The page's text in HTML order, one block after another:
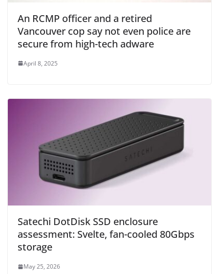
An RCMP officer and a retired
Vancouver cop say not even police are
secure from high-tech adware
April 8, 2025
Satechi DotDisk SSD enclosure
assessment: Svelte, fan-cooled 80Gbps
storage
May 25, 2026